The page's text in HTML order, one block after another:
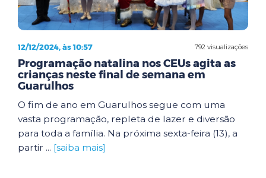
792 visualizações
12/12/2024, às 10:57
Programação natalina nos CEUs agita as
crianças neste final de semana em
Guarulhos
O fim de ano em Guarulhos segue com uma
vasta programação, repleta de lazer e diversão
para toda a família. Na próxima sexta-feira (13), a
partir ... [saiba mais]